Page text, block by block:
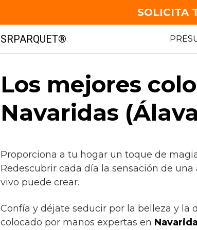
SRPARQUET®
Los mejores
Navaridas
Proporciona a tu hogar un toque de
Redescubrir cada día la sensación de
vivo puede crear.
Confía y déjate seducir por la belleza y
colocado por manos expertas en
SOLICITA